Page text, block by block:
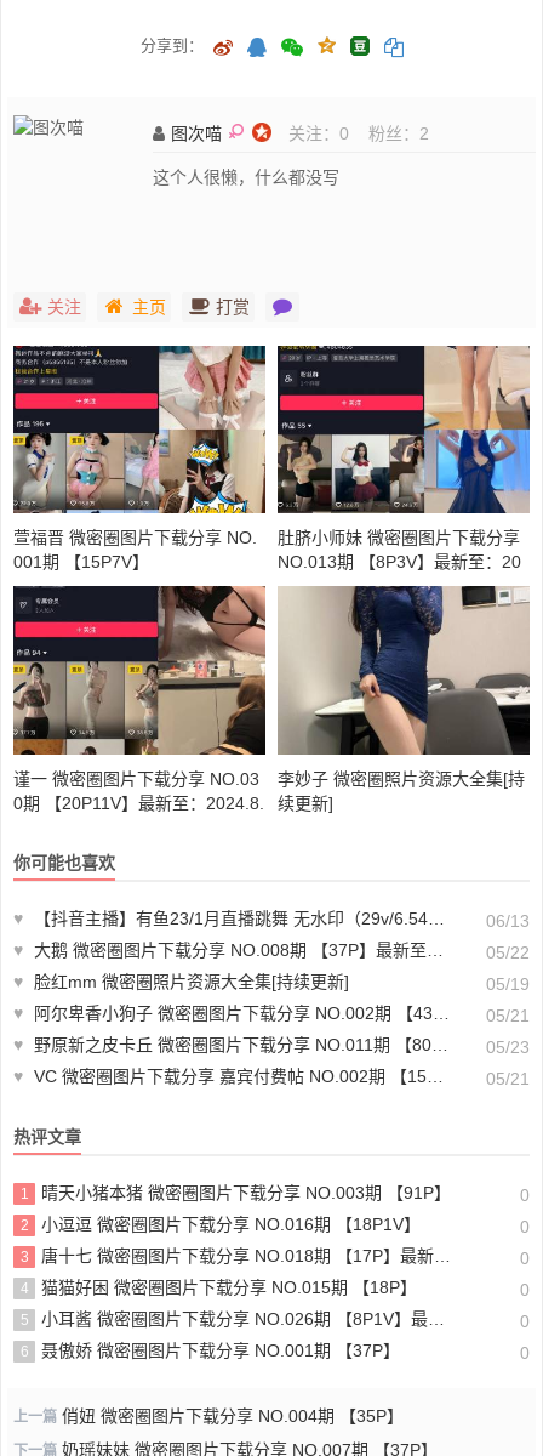
分享到：
图次喵 关注： 0 粉丝： 2
这个人很懒，什么都没写
关注 主页 打赏
萱福晋 微密圈图片下载分享 NO.
001期 【15P7V】
肚脐小师妹 微密圈图片下载分享
NO.013期 【8P3V】最新至：20
23.8.28
谨一 微密圈图片下载分享 NO.03
0期 【20P11V】最新至：2024.8.
李妙子 微密圈照片资源大全集[持
续更新]
你可能也喜欢
♥ 【抖音主播】有鱼23/1月直播跳舞 无水印（29v/6.54g）-资源下载
06/13
♥ 大鹅 微密圈图片下载分享 NO.008期 【37P】最新至：2024.5.21
05/22
♥
脸红mm 微密圈照片资源大全集[持续更新]
05/19
♥
阿尔卑香小狗子 微密圈图片下载分享 NO.002期 【43P】
05/21
♥
野原新之皮卡丘 微密圈图片下载分享 NO.011期 【80P】最新至：2024.4.11
05/23
♥ VC 微密圈图片下载分享 嘉宾付费帖 NO.002期 【15P3V 最新至：2023.8.4 05/21
热评文章
1 晴天小猪本猪 微密圈图片下载分享 NO.003期 【91P】 0
2 小逗逗 微密圈图片下载分享 NO.016期 【18P1V】 0
3 唐十七 微密圈图片下载分享 NO.018期 【17P】最新至：2024.1.08 0
4 猫猫好困 微密圈图片下载分享 NO.015期 【18P】 0
5 小耳酱 微密圈图片下载分享 NO.026期 【8P1V】最新至：2024.1.14 0
6 聂傲娇 微密圈图片下载分享 NO.001期 【37P】 0
上一篇 俏妞 微密圈图片下载分享 NO.004期 【35P】
下一篇 奶瑶妹妹 微密圈图片下载分享 NO.007期 【37P】